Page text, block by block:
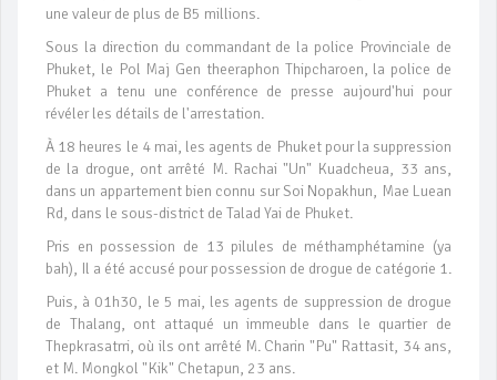
une valeur de plus de B5 millions.
Sous la direction du commandant de la police Provinciale de
Phuket, le Pol Maj Gen theeraphon Thipcharoen, la police de
Phuket a tenu une conférence de presse aujourd'hui pour
révéler les détails de l'arrestation.
À 18 heures le 4 mai, les agents de Phuket pour la suppression
de la drogue, ont arrêté M. Rachai "Un" Kuadcheua, 33 ans,
dans un appartement bien connu sur Soi Nopakhun, Mae Luean
Rd, dans le sous-district de Talad Yai de Phuket.
Pris en possession de 13 pilules de méthamphétamine (ya
bah), Il a été accusé pour possession de drogue de catégorie 1.
Puis, à 01h30, le 5 mai, les agents de suppression de drogue
de Thalang, ont attaqué un immeuble dans le quartier de
Thepkrasatrri, où ils ont arrêté M. Charin "Pu" Rattasit, 34 ans,
et M. Mongkol "Kik" Chetapun, 23 ans.